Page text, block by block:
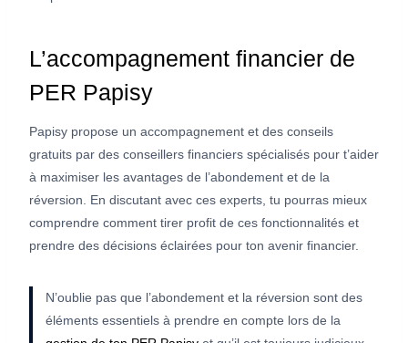
L’accompagnement financier de
PER Papisy
Papisy propose un accompagnement et des conseils
gratuits par des conseillers financiers spécialisés pour t’aider
à maximiser les avantages de l’abondement et de la
réversion. En discutant avec ces experts, tu pourras mieux
comprendre comment tirer profit de ces fonctionnalités et
prendre des décisions éclairées pour ton avenir financier.
N’oublie pas que l’abondement et la réversion sont des
éléments essentiels à prendre en compte lors de la